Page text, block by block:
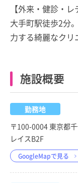
【外来・健診・レ
大手町駅徒歩2分
力する綺麗なクリ
施設概要
勤務地
〒100-0004 東京都
レイスB2F
GoogleMapで見る